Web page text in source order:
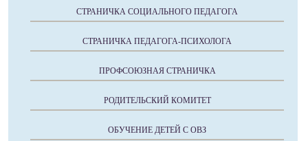
СТРАНИЧКА СОЦИАЛЬНОГО ПЕДАГОГА
СТРАНИЧКА ПЕДАГОГА-ПСИХОЛОГА
ПРОФСОЮЗНАЯ СТРАНИЧКА
РОДИТЕЛЬСКИЙ КОМИТЕТ
ОБУЧЕНИЕ ДЕТЕЙ С ОВЗ